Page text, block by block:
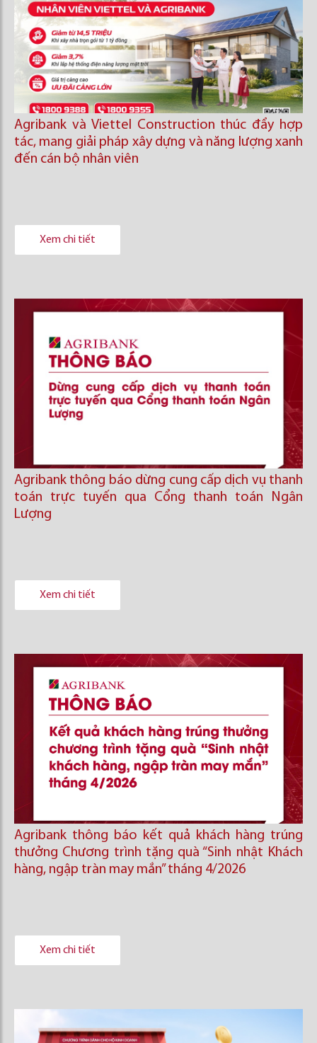
Agribank và Viettel Construction thúc đẩy hợp
tác, mang giải pháp xây dựng và năng lượng xanh
đến cán bộ nhân viên
Xem chi tiết
Agribank thông báo dừng cung cấp dịch vụ thanh
toán trực tuyến qua Cổng thanh toán Ngân
Lượng
Xem chi tiết
Agribank thông báo kết quả khách hàng trúng
thưởng Chương trình tặng quà “Sinh nhật Khách
hàng, ngập tràn may mắn” tháng 4/2026
Xem chi tiết